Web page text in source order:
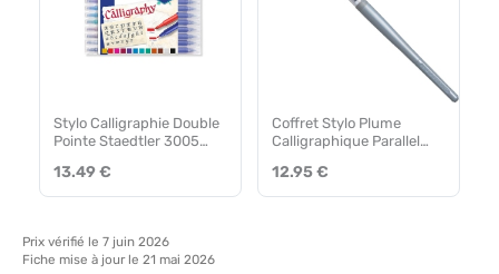
Stylo Calligraphie Double
Pointe Staedtler 3005
13.49 €
Coffret Stylo Plume
Calligraphique Parallel
Large 6 mm
12.95 €
Prix vérifié le 7 juin 2026
Fiche mise à jour le 21 mai 2026